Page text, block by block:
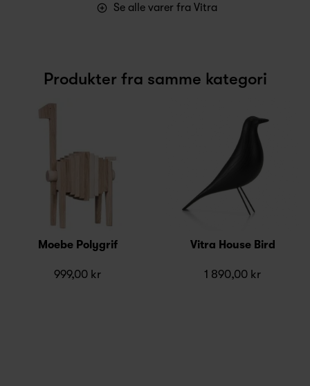
Se alle varer fra Vitra
Produkter fra samme kategori
Moebe Polygrif
999,00 kr
Vitra House Bird
1 890,00 kr